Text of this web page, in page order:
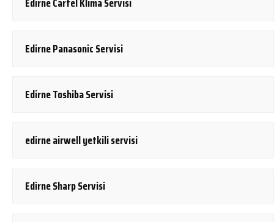
Edirne Panasonic Servisi
Edirne Toshiba Servisi
edirne airwell yetkili servisi
Edirne Sharp Servisi